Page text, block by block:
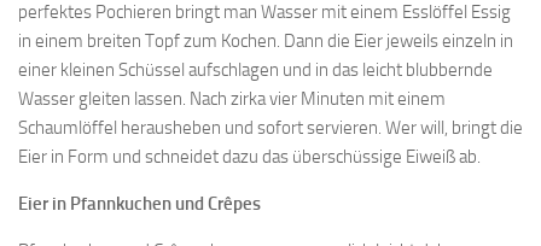
perfektes Pochieren bringt man Wasser mit einem Esslöffel Essig
in einem breiten Topf zum Kochen. Dann die Eier jeweils einzeln in
einer kleinen Schüssel aufschlagen und in das leicht blubbernde
Wasser gleiten lassen. Nach zirka vier Minuten mit einem
Schaumlöffel herausheben und sofort servieren. Wer will, bringt die
Eier in Form und schneidet dazu das überschüssige Eiweiß ab.
Eier in Pfannkuchen und Crêpes